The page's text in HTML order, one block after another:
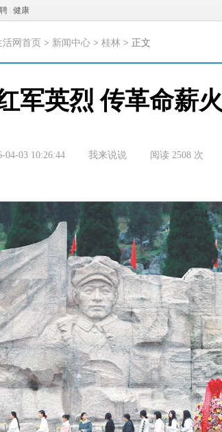
健康
活网首页 > 新闻中心 > 桂林 > 正文
军英烈 传革命薪火
04-03 10:26:44 我来说说 阅读 2508 次